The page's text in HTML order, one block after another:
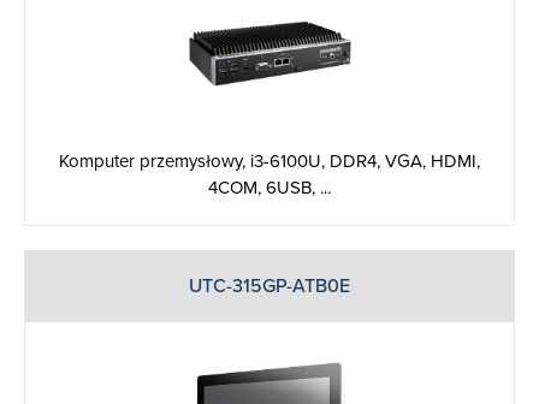
Komputer przemysłowy, i3-6100U, DDR4, VGA, HDMI,
4COM, 6USB, ...
UTC-315GP-ATB0E